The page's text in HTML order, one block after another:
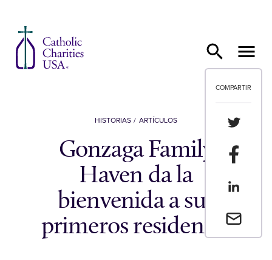
COMPARTIR
Envia un
HISTORIAS ARTÍCULOS
Gonzaga Family
Haven da la
bienvenida a sus
primeros residentes